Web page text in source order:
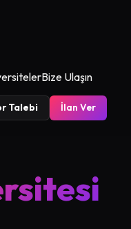
Bize Ulaşın
Talebi İlan Ver